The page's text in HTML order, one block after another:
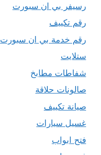
رسيفر بي ان سبورت
رقم تكييف
رقم خدمة بي ان سبورت
ستلايت
شفاطات مطابخ
صالونات حلاقة
صيانة تكييف
غسيل سيارات
فتح ابواب